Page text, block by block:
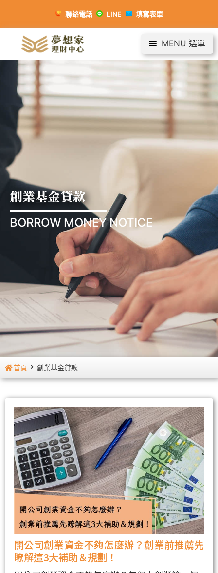
聯絡電話 LINE 填寫表單
MENU 選單
創業基金貸款
BORROW MONEY NOTICE
首頁 創業基金貸款
開公司創業資金不夠怎麼辦？創業前推薦先
瞭解這3大補助＆規劃！